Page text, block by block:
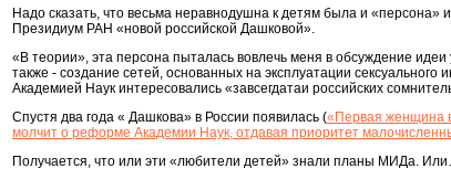
Надо сказать, что весьма неравнодушна к детям была и
Президиум РАН «новой российской Дашковой».
«В теории», эта персона пыталась вовлечь меня в обсуждение идеи
также - создание сетей, основанных на эксплуатации сексуального
Академией Наук интересовались «завсегдатаи российских
Спустя два года « Дашкова» в России появилась («Первая женщина
молчит о реформе Академии Наук, отдавая приоритет
Получается, что или эти «любители детей» знали планы МИДа.